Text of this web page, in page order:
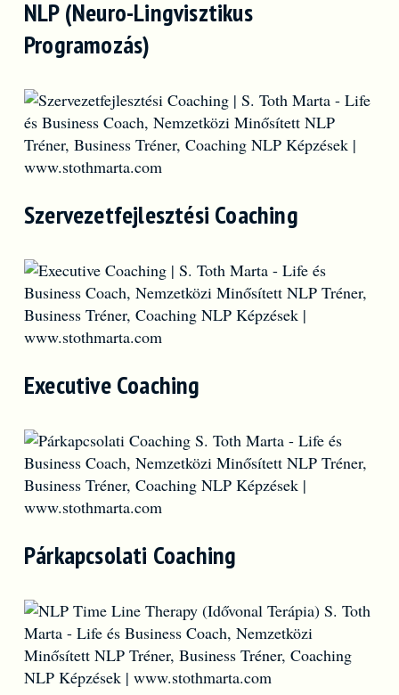
NLP (Neuro-Lingvisztikus
Programozás)
Szervezetfejlesztési Coaching
Executive Coaching
Párkapcsolati Coaching